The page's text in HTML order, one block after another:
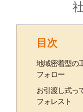
目次
地域密着型の
フォロー
お引渡し式っ
フォレスト